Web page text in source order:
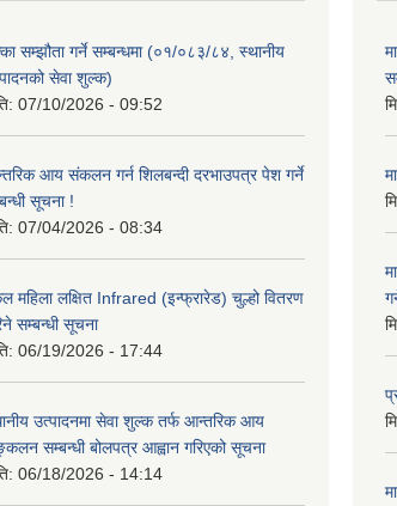
सम्झौता गर्ने सम्बन्धमा (०१/०८३/८४, स्थानीय
सेवा शुल्क)
07/10/2026 - 09:52
आय संकलन गर्न शिलबन्दी दरभाउपत्र पेश गर्ने
सूचना !
07/04/2026 - 08:34
महिला लक्षित Infrared (इन्फ्रारेड) चुल्हो वितरण
सम्बन्धी सूचना
06/19/2026 - 17:44
उत्पादनमा सेवा शुल्क तर्फ आन्तरिक आय
सम्बन्धी बोलपत्र आह्वान गरिएको सूचना
06/18/2026 - 14:14